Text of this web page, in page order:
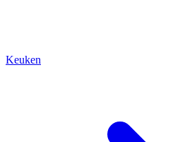
Keuken